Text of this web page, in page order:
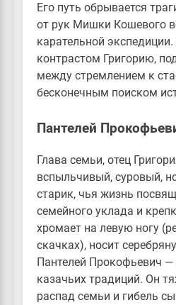
Его путь обрывается
от рук Мишки Кошевого
карательной
контрастом Григорию,
между стремлением к
бесконечным поиском
Пантелей
Глава семьи, отец
вспыльчивый, суровый,
старик, чья жизнь
семейного уклада и
хромает на левую ногу
скачках), носит
Пантелей Прокофьевич —
казачьих традиций. Он
распад семьи и гибель